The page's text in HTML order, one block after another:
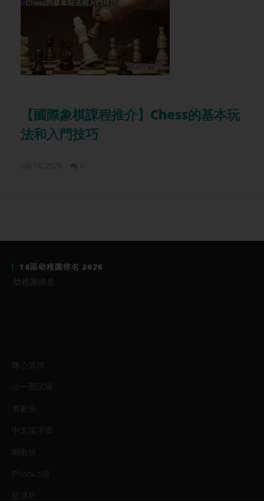
【國際象棋課程推介】Chess的基本玩
法和入門技巧
18區幼稚園排名 2026
幼稚園排名